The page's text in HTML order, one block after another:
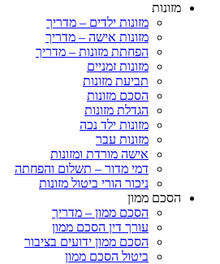
מזונות
מזונות ילדים – מדריך
מזונות אישה – מדריך
הפחתת מזונות – מדריך
מזונות זמניים
תביעת מזונות
הסכם מזונות
הגדלת מזונות
מזונות ילד נכה
מזונות עבר
אישה מורדת ומזונות
דמי מדור – תשלום והפחתה
ניכור הורי ביטול מזונות
הסכם ממון
הסכם ממון – מדריך
עורך דין הסכם ממון
הסכם ממון ידועים בציבור
ביטול הסכם ממון